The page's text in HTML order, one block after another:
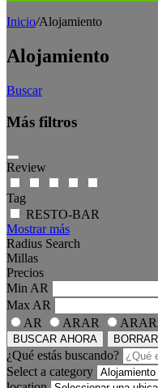
Inicio/Alojamiento
Alojamiento
Buscar
Más filtros
Review
Tag
RESTO-BAR
Mostrar más
Radius Search
Millas
Precios
Min AR
Max AR
AR
ARAR
BUSCAR AHORA
¿Qué estás buscando?
Select a category